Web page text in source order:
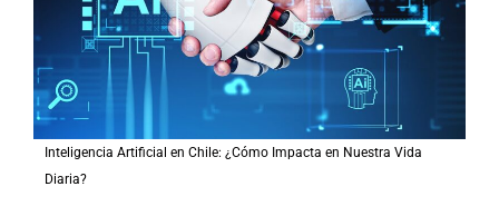
Inteligencia Artificial en Chile: ¿Cómo Impacta en Nuestra Vida
Diaria?